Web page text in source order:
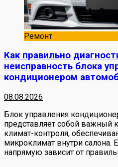
Ремонт
Как правильно
неисправность блока
кондиционером
08.08.2026
Блок управления
представляет собой важный
климат-контроля,
микроклимат внутри салона.
напрямую зависит от